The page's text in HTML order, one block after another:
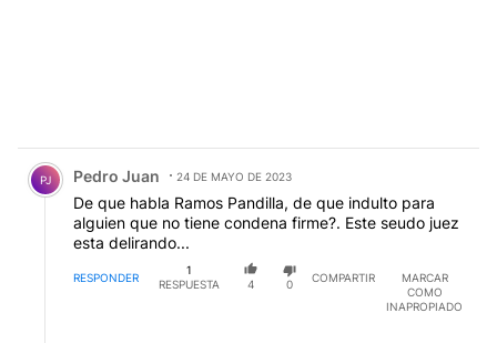
Comentario de Pedro Juan.
PJ Pedro Juan 24 DE MAYO DE 2023
De que habla Ramos Pandilla, de que indulto para
alguien que no tiene condena firme?. Este seudo juez
esta delirando...
RESPONDER
1
RESPUESTA
4 0
COMPARTIR
MARCAR
COMO
INAPROPIADO